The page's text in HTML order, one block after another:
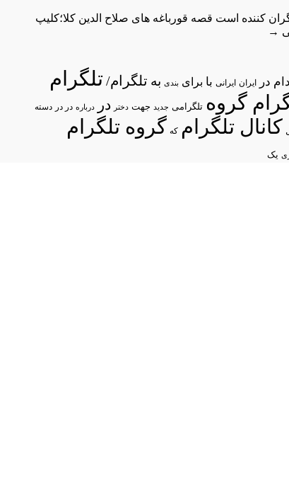
کننده است قصه قورباغه های صلاح الدین کلا؛کلیپ
→
در ایران ایرانی با برای بندی به تلگرام/ تلگرام
گروه تلگرامی جدید جهت دختر در درباره در در دسته
کانال تلگرام که گروه تلگرام
یک